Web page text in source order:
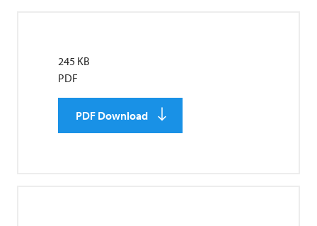
245 KB
PDF
PDF Download